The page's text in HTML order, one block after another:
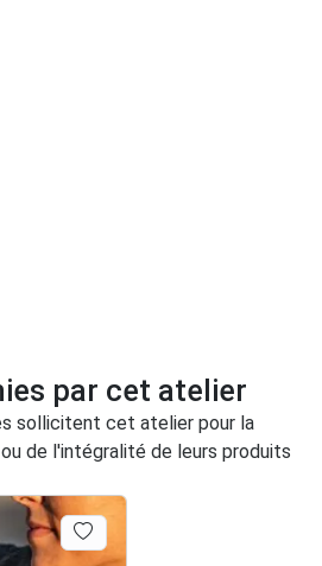
par cet atelier
sollicitent cet atelier pour la
de l'intégralité de leurs produits